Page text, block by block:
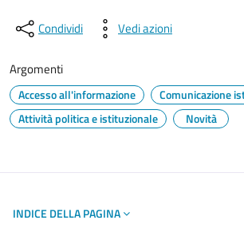
Condividi Vedi azioni
Argomenti
Accesso all'informazione
Comunicazione
Attività politica e istituzionale
Novità
INDICE DELLA PAGINA